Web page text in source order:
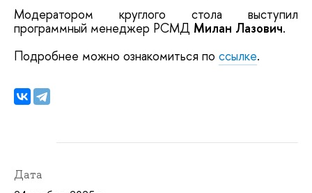
Модератором круглого стола выступил
программный менеджер РСМД Милан Лазович.
Подробнее можно ознакомиться по ссылке.
Дата